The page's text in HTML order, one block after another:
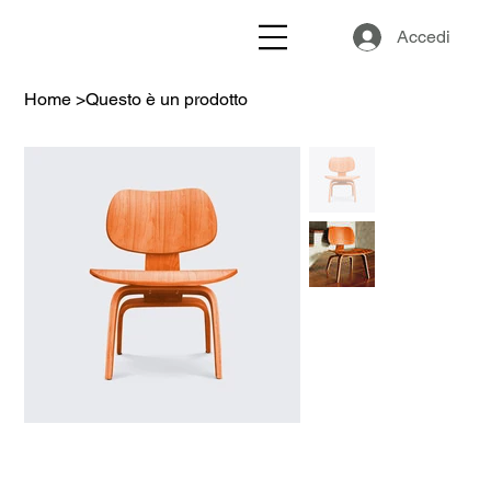
Accedi
Home >Questo è un prodotto